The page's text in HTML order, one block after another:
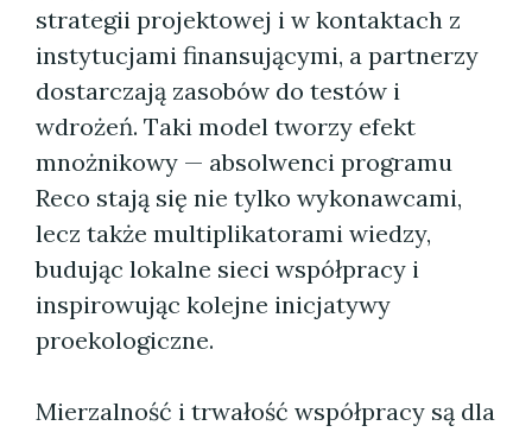
strategii projektowej i w kontaktach z
instytucjami finansującymi, a partnerzy
dostarczają zasobów do testów i
wdrożeń. Taki model tworzy efekt
mnożnikowy — absolwenci programu
Reco stają się nie tylko wykonawcami,
lecz także multiplikatorami wiedzy,
budując lokalne sieci współpracy i
inspirowując kolejne inicjatywy
proekologiczne.
Mierzalność i trwałość współpracy są dla